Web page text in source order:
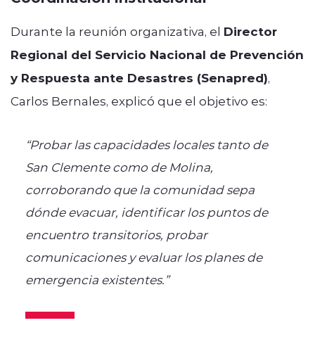
Durante la reunión organizativa, el Director
Regional del Servicio Nacional de Prevención
y Respuesta ante Desastres (Senapred),
Carlos Bernales, explicó que el objetivo es:
“Probar las capacidades locales tanto de
San Clemente como de Molina,
corroborando que la comunidad sepa
dónde evacuar, identificar los puntos de
encuentro transitorios, probar
comunicaciones y evaluar los planes de
emergencia existentes.”